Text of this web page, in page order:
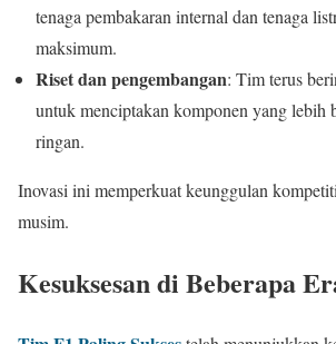
tenaga pembakaran internal dan tenaga
maksimum.
Riset dan pengembangan: Tim terus
untuk menciptakan komponen yang lebih
ringan.
Inovasi ini memperkuat keunggulan
musim.
Kesuksesan di Beberapa